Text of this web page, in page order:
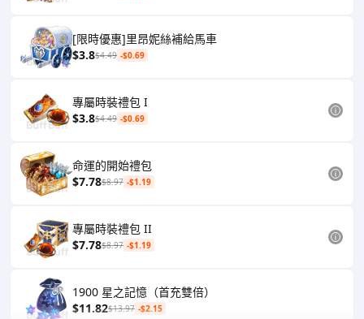
[限時優惠]里昂妮絲補給馬車
$3.8$4.49 -$0.69
專屬時裝禮包 I
$3.8$4.49 -$0.69
命運的開始禮包
$7.78$8.97 -$1.19
專屬時裝禮包 II
$7.78$8.97 -$1.19
1900 星之記憶（首充雙倍）
$11.82$13.97 -$2.15